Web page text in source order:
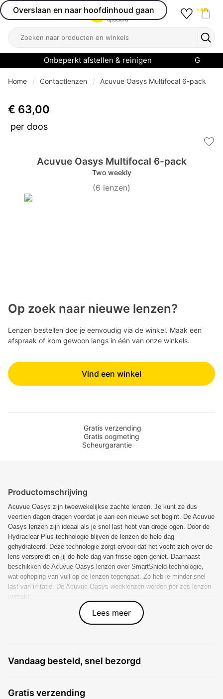
Overslaan en naar hoofdinhoud gaan
Open menu
Zoeken
Onbeperkt afstellen & reinigen
Home Contactlenzen Acuvue Oasys Multifocal 6-pack
Acuvue Oasys Multifocal 6-pack
Two weekly
€ 63,00
per doos
(6 lenzen)
Op zoek naar nieuwe lenzen?
Lenzen bestellen doe je eenvoudig via de winkel. Maak een
afspraak of kom gewoon langs in één van onze winkels.
Vind een winkel
Gratis verzending
Gratis oogmeting
Scheurgarantie
Productomschrijving
Acuvue Oasys zijn tweewekelijkse zachte lenzen. Je kunt ze dus
veertien dagen dragen voordat je aan een nieuwe set begint. De Acuvue
Oasys lenzen zijn ideaal als je snel last hebt van droge ogen. Door de
Hydraclear Plus-technologie blijven de lenzen de hele dag
gehydrateerd. Deze technologie zorgt ervoor dat het vocht zich over de
lens verspreidt en jij de hele dag van frisse ogen geniet. Daarnaast
beschikken de Acuvue Oasys lenzen over SmartShield-technologie,
wat ophoping van vuil op de lenzen tegengaat. Zo heb je minder snel
last van irritatie. De Acuvue Oasys weeklenzen worden per zes lenzen
verpakt.
Verpakkingsdetails 6 lenses
Materiaal Senofilcon A
Lees meer
Vandaag besteld, snel bezorgd
Gratis verzending